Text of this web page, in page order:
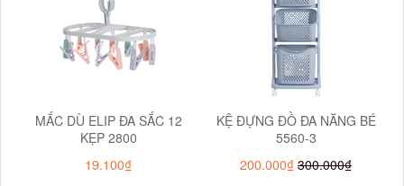
MẮC DÙ ELIP ĐA SẮC 12
KẸP 2800
19.100₫
KỆ ĐỰNG ĐỒ ĐA NĂNG BÉ
5560-3
200.000₫ 300.000₫